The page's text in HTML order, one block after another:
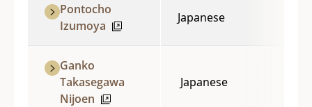
Pontocho
Izumoya
Japanese
Ganko
Takasegawa
Nijoen
Japanese